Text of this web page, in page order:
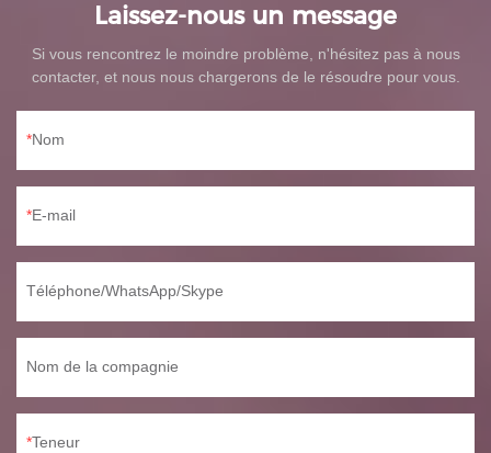
Laissez-nous un message
Si vous rencontrez le moindre problème, n'hésitez pas à nous
contacter, et nous nous chargerons de le résoudre pour vous.
Nom
E-mail
Téléphone/WhatsApp/Skype
Nom de la compagnie
Teneur